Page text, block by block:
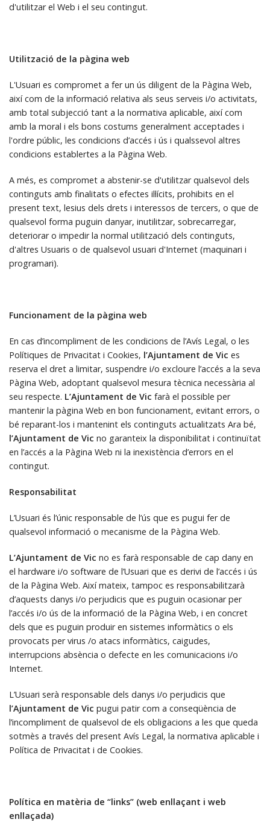
d'utilitzar el Web i el seu contingut.
Utilització de la pàgina web
L'Usuari es compromet a fer un ús diligent de la Pàgina Web,
així com de la informació relativa als seus serveis i/o activitats,
amb total subjecció tant a la normativa aplicable, així com
amb la moral i els bons costums generalment acceptades i
l'ordre públic, les condicions d’accés i ús i qualssevol altres
condicions establertes a la Pàgina Web.
A més, es compromet a abstenir-se d'utilitzar qualsevol dels
continguts amb finalitats o efectes il·lícits, prohibits en el
present text, lesius dels drets i interessos de tercers, o que de
qualsevol forma puguin danyar, inutilitzar, sobrecarregar,
deteriorar o impedir la normal utilització dels continguts,
d'altres Usuaris o de qualsevol usuari d'Internet (maquinari i
programari).
Funcionament de la pàgina web
En cas d’incompliment de les condicions de l’Avís Legal, o les
Polítiques de Privacitat i Cookies, l’Ajuntament de Vic es
reserva el dret a limitar, suspendre i/o excloure l’accés a la seva
Pàgina Web, adoptant qualsevol mesura tècnica necessària al
seu respecte. L’Ajuntament de Vic farà el possible per
mantenir la pàgina Web en bon funcionament, evitant errors, o
bé reparant-los i mantenint els continguts actualitzats Ara bé,
l’Ajuntament de Vic no garanteix la disponibilitat i continuïtat
en l’accés a la Pàgina Web ni la inexistència d’errors en el
contingut.
Responsabilitat
L’Usuari és l’únic responsable de l’ús que es pugui fer de
qualsevol informació o mecanisme de la Pàgina Web.
L’Ajuntament de Vic no es farà responsable de cap dany en
el hardware i/o software de l’Usuari que es derivi de l’accés i ús
de la Pàgina Web. Així mateix, tampoc es responsabilitzarà
d’aquests danys i/o perjudicis que es puguin ocasionar per
l’accés i/o ús de la informació de la Pàgina Web, i en concret
dels que es puguin produir en sistemes informàtics o els
provocats per virus /o atacs informàtics, caigudes,
interrupcions absència o defecte en les comunicacions i/o
Internet.
L’Usuari serà responsable dels danys i/o perjudicis que
l’Ajuntament de Vic pugui patir com a conseqüència de
l’incompliment de qualsevol de els obligacions a les que queda
sotmès a través del present Avís Legal, la normativa aplicable i
Política de Privacitat i de Cookies.
Política en matèria de “links” (web enllaçant i web
enllaçada)